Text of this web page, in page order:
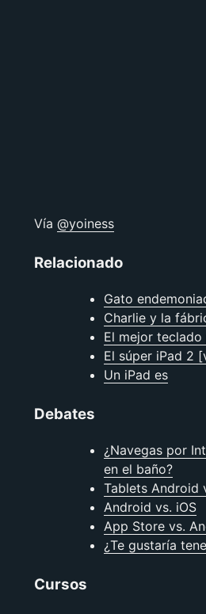
Vía @yoiness
Relacionado
Gato
Charlie y la
El mejor teclado
El súper iPad 2
Un iPad es
Debates
¿Navegas por
en el baño?
Tablets Android
Android vs. iOS
App Store vs.
¿Te gustarí­a
Cursos